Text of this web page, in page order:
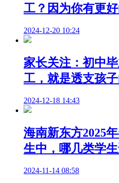
工？因为你有更好
2024-12-20 10:24
家长关注：初中
工，就是透支孩
2024-12-18 14:43
海南新东方2025
生中，哪几类学
2024-11-14 08:58